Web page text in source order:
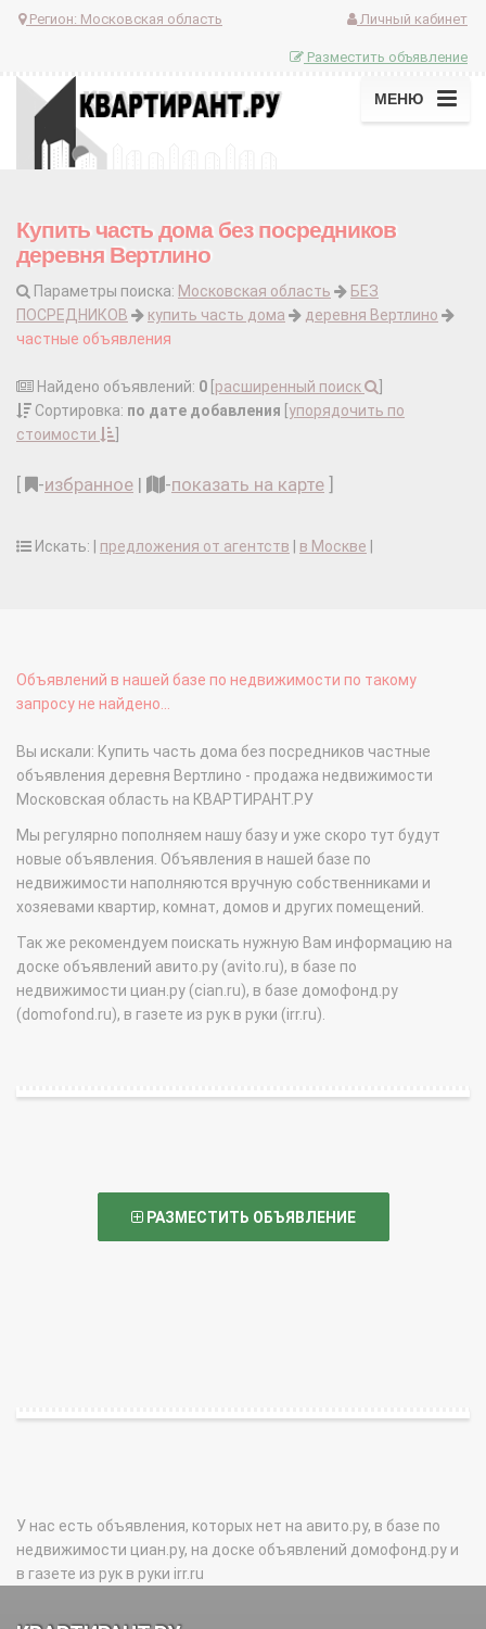
Регион: Московская область Личный кабинет
Разместить объявление
МЕНЮ
Купить часть дома без посредников
деревня Вертлино
Параметры поиска: Московская область
БЕЗ
ПОСРЕДНИКОВ
купить часть дома
деревня Вертлино
частные объявления
Найдено объявлений: 0 расширенный поиск
Сортировка: по дате добавления упорядочить по
стоимости
-избранное | -показать на карте
Искать: | предложения от агентств в Москве
Объявлений в нашей базе по недвижимости по такому
запросу не найдено...
Вы искали: Купить часть дома без посредников частные
объявления деревня Вертлино - продажа недвижимости
Московская область на КВАРТИРАНТ.РУ
Мы регулярно пополняем нашу базу и уже скоро тут будут
новые объявления. Объявления в нашей базе по
недвижимости наполняются вручную собственниками и
хозяевами квартир, комнат, домов и других помещений.
Так же рекомендуем поискать нужную Вам информацию на
доске объявлений авито.ру (avito.ru), в базе по
недвижимости циан.ру (cian.ru), в базе домофонд.ру
(domofond.ru), в газете из рук в руки (irr.ru).
РАЗМЕСТИТЬ ОБЪЯВЛЕНИЕ
У нас есть объявления, которых нет на авито.ру, в базе по
недвижимости циан.ру, на доске объявлений домофонд.ру и
в газете из рук в руки irr.ru